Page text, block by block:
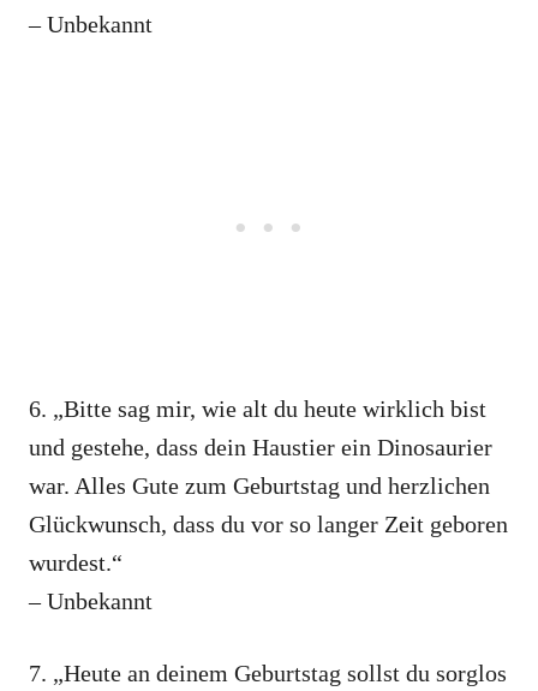
– Unbekannt
6. „Bitte sag mir, wie alt du heute wirklich bist
und gestehe, dass dein Haustier ein Dinosaurier
war. Alles Gute zum Geburtstag und herzlichen
Glückwunsch, dass du vor so langer Zeit geboren
wurdest.“
– Unbekannt
7. „Heute an deinem Geburtstag sollst du sorglos